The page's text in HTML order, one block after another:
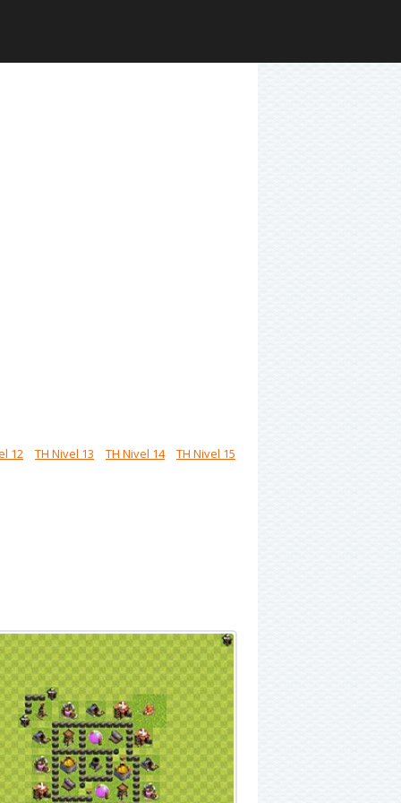
12 TH Nivel 13 TH Nivel 14 TH Nivel 15